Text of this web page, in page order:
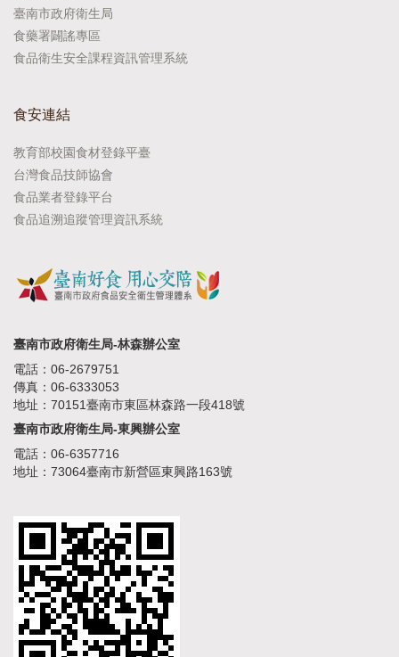
臺南市政府衛生局
食藥署闢謠專區
食品衛生安全課程資訊管理系統
食安連結
教育部校園食材登錄平臺
台灣食品技師協會
食品業者登錄平台
食品追溯追蹤管理資訊系統
臺南市政府衛生局-林森辦公室
電話：06-2679751
傳真：06-6333053
地址：70151臺南市東區林森路一段418號
臺南市政府衛生局-東興辦公室
電話：06-6357716
地址：73064臺南市新營區東興路163號